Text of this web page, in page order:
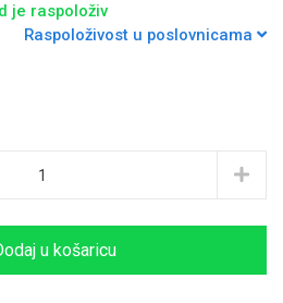
je raspoloživ
Raspoloživost u poslovnicama
u košaricu
I Need Some Space